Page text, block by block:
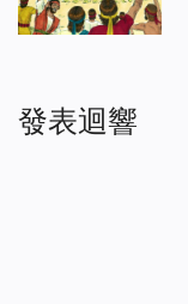
發表迴響